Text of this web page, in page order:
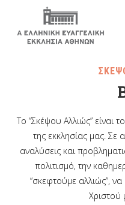
Το “Σκέψου Αλλιώς” είναι
της εκκλησίας μας. Σε
αναλύσεις και
πολιτισμό, την
“σκεφτούμε αλλιώς”,
Χριστού